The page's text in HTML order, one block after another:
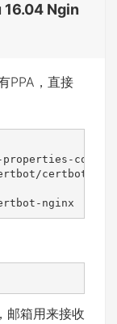
16.04 Ngin
PPA，直接
common
certbot
nginx
邮箱用来接收